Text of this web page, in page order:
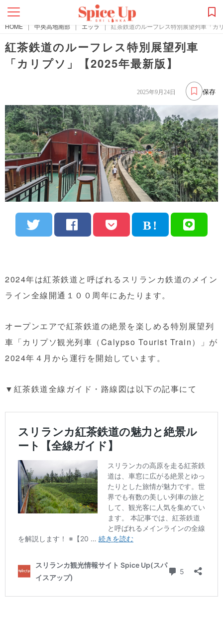
HOME | 中央高地南部 | エッラ | 紅茶鉄道のルーフレス特別展望列車「カ
紅茶鉄道のルーフレス特別展望列車
「カリプソ」【2025年最新版】
保存
2025年9月24日
2024年は紅茶鉄道と呼ばれるスリランカ鉄道のメイン
ライン全線開通１００周年にあたります。
オープンエアで紅茶鉄道の絶景を楽しめる特別展望列
車「カリプソ観光列車（Calypso Tourist Train）」が
2024年４月から運行を開始しています。
▼紅茶鉄道全線ガイド・路線図は以下の記事にて